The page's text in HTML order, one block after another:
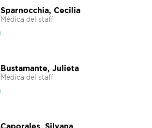
Sparnocchia, Cecilia
Médica del staff
Bustamante, Julieta
Médica del staff